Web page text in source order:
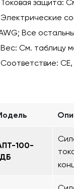
Токовая защита:
Электрические
Все
Вес: См. таблицу
Соответствие: CE,
100-